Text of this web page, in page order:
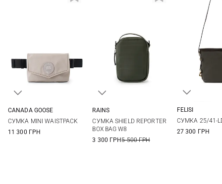
CANADA GOOSE
СУМКА MINI WAISTPACK
11 300 ГРН
RAINS
СУМКА SHIELD REPORTER
BOX BAG W8
3 300 ГРН5 500 ГРН
FELISI
СУМКА 25/41-
27 300 ГРН